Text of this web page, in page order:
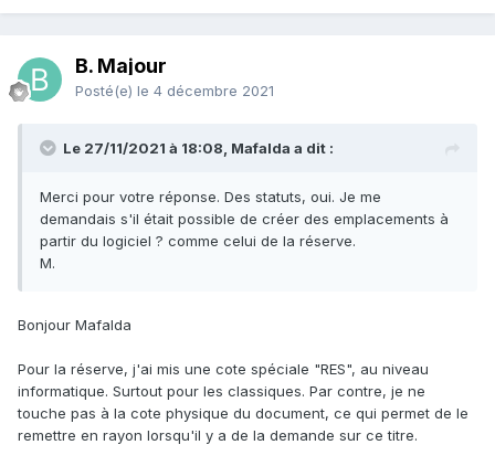
B. Majour
Posté(e) le 4 décembre 2021
Le 27/11/2021 à 18:08, Mafalda a dit :
Merci pour votre réponse. Des statuts, oui. Je me
demandais s'il était possible de créer des emplacements à
partir du logiciel ? comme celui de la réserve.
M.
Bonjour Mafalda
Pour la réserve, j'ai mis une cote spéciale "RES", au niveau
informatique. Surtout pour les classiques. Par contre, je ne
touche pas à la cote physique du document, ce qui permet de le
remettre en rayon lorsqu'il y a de la demande sur ce titre.